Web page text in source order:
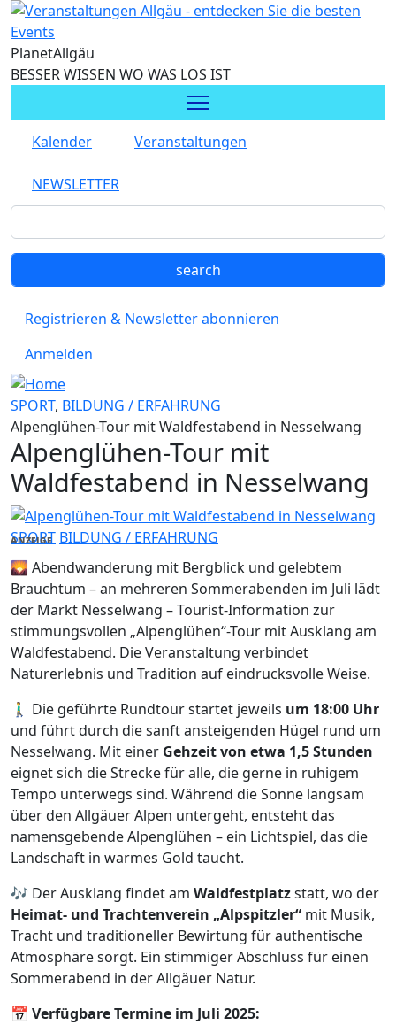
Direkt zum Inhalt
PlanetAllgäu
BESSER WISSEN WO WAS LOS IST
Kalender Veranstaltungen
NEWSLETTER
Registrieren & Newsletter abonnieren
Anmelden
SPORT, BILDUNG / ERFAHRUNG
Alpenglühen-Tour mit Waldfestabend in Nesselwang
Alpenglühen-Tour mit
Waldfestabend in Nesselwang
SPORT BILDUNG / ERFAHRUNG
ANZEIGE
🌄 Abendwanderung mit Bergblick und gelebtem
Brauchtum – an mehreren Sommerabenden im Juli lädt
der Markt Nesselwang – Tourist-Information zur
stimmungsvollen „Alpenglühen“-Tour mit Ausklang am
Waldfestabend. Die Veranstaltung verbindet
Naturerlebnis und Tradition auf eindrucksvolle Weise.
🚶‍♂️ Die geführte Rundtour startet jeweils um 18:00 Uhr
und führt durch die sanft ansteigenden Hügel rund um
Nesselwang. Mit einer Gehzeit von etwa 1,5 Stunden
eignet sich die Strecke für alle, die gerne in ruhigem
Tempo unterwegs sind. Während die Sonne langsam
über den Allgäuer Alpen untergeht, entsteht das
namensgebende Alpenglühen – ein Lichtspiel, das die
Landschaft in warmes Gold taucht.
🎶 Der Ausklang findet am Waldfestplatzstatt, wo der
Heimat- und Trachtenverein „Alpspitzler“ mit Musik,
Tracht und traditioneller Bewirtung für authentische
Atmosphäre sorgt. Ein stimmiger Abschluss für einen
Sommerabend in der Allgäuer Natur.
📅 Verfügbare Termine im Juli 2025: